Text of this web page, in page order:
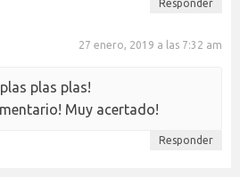
Responder
27 enero, 2019 a las 7:32 am
plas plas!
Muy acertado!
Responder